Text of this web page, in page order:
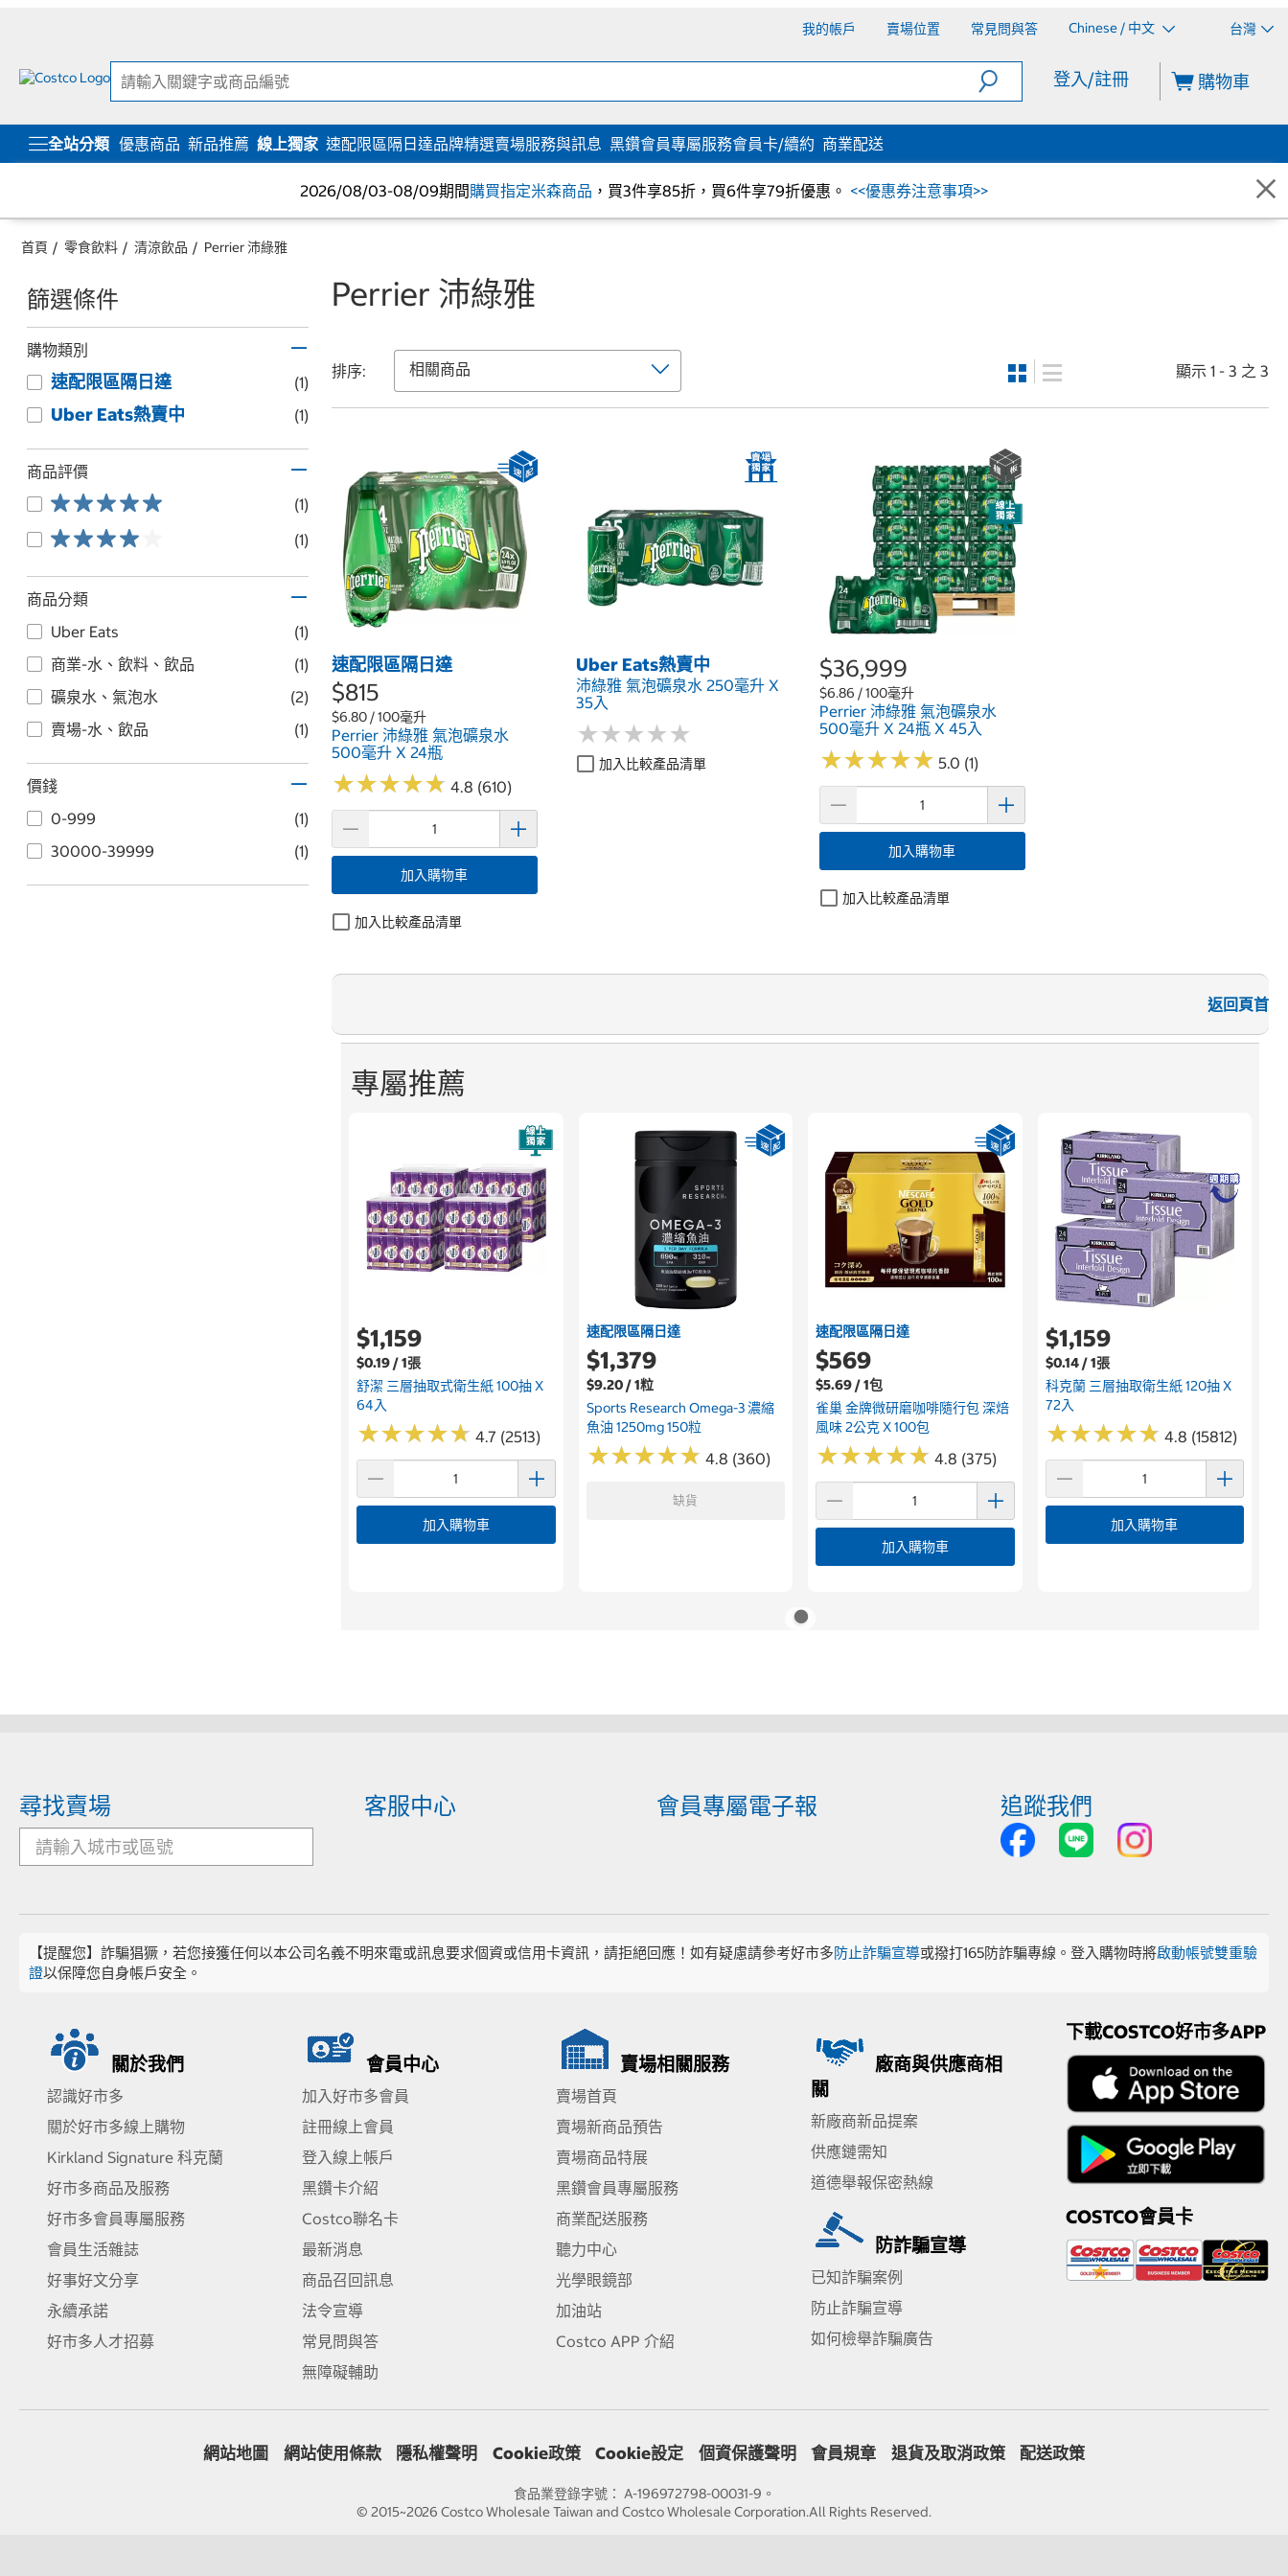
我的帳戶 賣場位置 常見問與答 Chinese / 中文 台灣
登入/註冊 購物車
全站分類 優惠商品 新品推薦 線上獨家 速配限區隔日達品牌精選賣場服務與訊息 黑鑽會員專屬服務會員卡/續約 商業配送
2026/08/03-08/09期間購買指定米森商品 ，買3件享85折，買6件享79折優惠。 <<優惠券注意事項>>
首頁 零食飲料 清涼飲品 Perrier 沛綠雅
篩選條件
購物類別
速配限區隔日達 (1)
Uber Eats熱賣中 (1)
商品評價
(1)
(1)
商品分類
Uber Eats
(1)
商業-水、飲料、飲品
(1)
礦泉水、氣泡水
(2)
賣場-水、飲品
(1)
價錢
0-999
(1)
30000-39999
(1)
Perrier 沛綠雅
排序: 顯示 1 - 3 之 3
速配限區隔日達
$815
$6.80 / 100毫升
Perrier 沛綠雅 氣泡礦泉水
500毫升 X 24瓶
★★★★★
★★★★★ 4.8 (610)
加入購物車
加入比較產品清單
Uber Eats熱賣中
沛綠雅 氣泡礦泉水 250毫升 X
35入
★★★★★
★★★★★
加入比較產品清單
$36,999
$6.86 / 100毫升
Perrier 沛綠雅 氣泡礦泉水
500毫升 X 24瓶 X 45入
★★★★★
★★★★★ 5.0 (1)
加入購物車
加入比較產品清單
返回頁首
專屬推薦
$1,159
$0.19 / 1張
舒潔 三層抽取式衛生紙 100抽 X
64入
★★★★★
★★★★★ 4.7 (2513)
加入購物車
速配限區隔日達
$1,379
$9.20 / 1粒
Sports Research Omega-3 濃縮
魚油 1250mg 150粒
★★★★★
★★★★★ 4.8 (360)
缺貨
速配限區隔日達
$569
$5.69 / 1包
雀巢 金牌微研磨咖啡隨行包 深焙
風味 2公克 X 100包
★★★★★
★★★★★ 4.8 (375)
加入購物車
$1,159
$0.14 / 1張
科克蘭 三層抽取衛生紙 120抽 X
72入
★★★★★
★★★★★ 4.8 (15812)
加入購物車
尋找賣場 客服中心 會員專屬電子報 追蹤我們
【提醒您】詐騙猖獗，若您接獲任何以本公司名義不明來電或訊息要求個資或信用卡資訊，請拒絕回應！如有疑慮請參考好市多防止詐騙宣導或撥打165防詐騙專線。登入購物時將啟動帳號雙重驗
證以保障您自身帳戶安全。
關於我們
認識好市多
關於好市多線上購物
Kirkland Signature 科克蘭
好市多商品及服務
好市多會員專屬服務
會員生活雜誌
好事好文分享
永續承諾
好市多人才招募
會員中心
加入好市多會員
註冊線上會員
登入線上帳戶
黑鑽卡介紹
Costco聯名卡
最新消息
商品召回訊息
法令宣導
常見問與答
無障礙輔助
賣場相關服務
賣場首頁
賣場新商品預告
賣場商品特展
黑鑽會員專屬服務
商業配送服務
聽力中心
光學眼鏡部
加油站
Costco APP 介紹
廠商與供應商相
關
新廠商新品提案
供應鏈需知
道德舉報保密熱線
防詐騙宣導
已知詐騙案例
防止詐騙宣導
如何檢舉詐騙廣告
下載COSTCO好市多APP
COSTCO會員卡
網站地圖 網站使用條款 隱私權聲明 Cookie政策 Cookie設定 個資保護聲明 會員規章 退貨及取消政策 配送政策
食品業登錄字號： A-196972798-00031-9。
© 2015~2026 Costco Wholesale Taiwan and Costco Wholesale Corporation.All Rights Reserved.